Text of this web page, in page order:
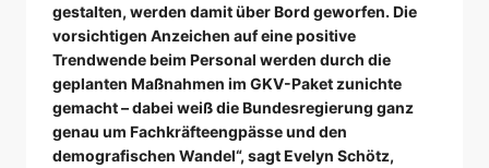
gestalten, werden damit über Bord geworfen. Die
vorsichtigen Anzeichen auf eine positive
Trendwende beim Personal werden durch die
geplanten Maßnahmen im GKV-Paket zunichte
gemacht – dabei weiß die Bundesregierung ganz
genau um Fachkräfteengpässe und den
demografischen Wandel“, sagt Evelyn Schötz,